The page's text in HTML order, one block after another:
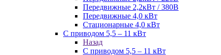
Передвижные 2,2кВт / 380В
Передвижные 4,0 кВт
Стационарные 4,0 кВт
С приводом 5,5 – 11 кВт
Назад
С приводом 5,5 – 11 кВт